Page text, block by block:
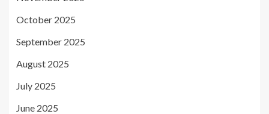
October 2025
September 2025
August 2025
July 2025
June 2025